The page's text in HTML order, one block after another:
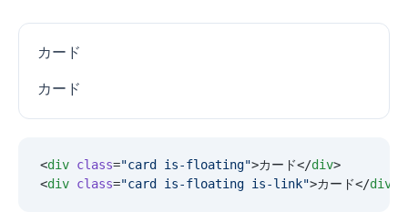
カード
カード
<div class="card is-floating">カード</div>
<div class="card is-floating is-link">カード</div